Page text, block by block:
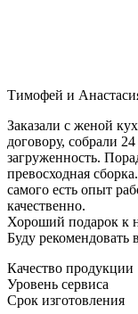
Тимофей и
Заказали с женой
договору, собрали
загруженность.
превосходная
самого есть опыт
качественно.
Хороший подарок к
Буду рекомендовать
Качество продукции
Уровень сервиса
Срок изготовления